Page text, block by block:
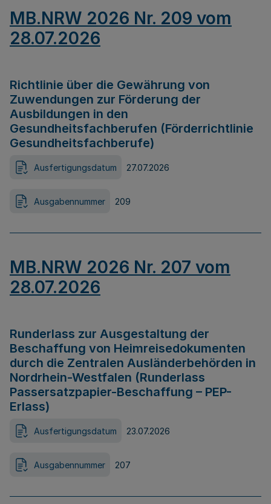
MB.NRW 2026 Nr. 209 vom
28.07.2026
Richtlinie über die Gewährung von
Zuwendungen zur Förderung der
Ausbildungen in den
Gesundheitsfachberufen (Förderrichtlinie
Gesundheitsfachberufe)
Ausfertigungsdatum 27.07.2026
Ausgabennummer 209
MB.NRW 2026 Nr. 207 vom
28.07.2026
Runderlass zur Ausgestaltung der
Beschaffung von Heimreisedokumenten
durch die Zentralen Ausländerbehörden in
Nordrhein-Westfalen (Runderlass
Passersatzpapier-Beschaffung – PEP-
Erlass)
Ausfertigungsdatum 23.07.2026
Ausgabennummer 207